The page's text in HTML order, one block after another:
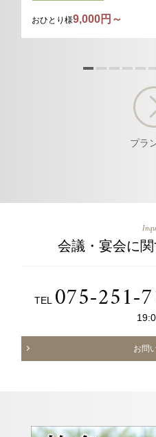
おひとり様9,000円～
プラ
会議・宴会に
TEL 075-251-
お問